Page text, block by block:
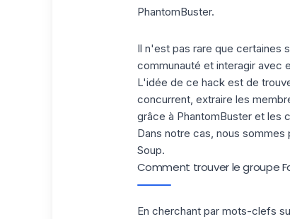
PhantomBuster.
Il n'est pas rare que certaines
communauté et interagir avec
L'idée de ce hack est de
concurrent, extraire les
grâce à PhantomBusteret les
Dans notre cas, nous
Soup.
Comment trouver le groupe
En cherchant par mots-clefs